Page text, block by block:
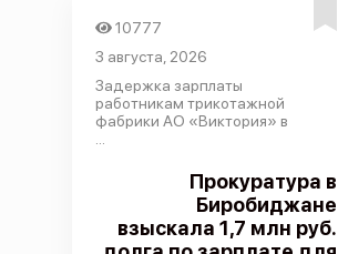
10777
3 августа, 2026
Задержка зарплаты
работникам трикотажной
фабрики АО «Виктория» в
Прокуратура в
Биробиджане
взыскала 1,7 млн руб.